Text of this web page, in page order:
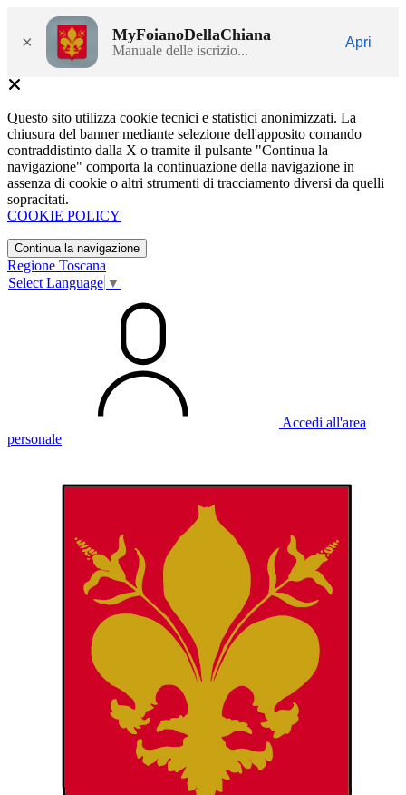
× MyFoianoDellaChiana
Manuale delle iscrizio...
Apri
Questo sito utilizza cookie tecnici e statistici anonimizzati. La
chiusura del banner mediante selezione dell'apposito comando
contraddistinto dalla X o tramite il pulsante "Continua la
navigazione" comporta la continuazione della navigazione in
assenza di cookie o altri strumenti di tracciamento diversi da quelli
sopracitati.
COOKIE POLICY
Continua la navigazione
Regione Toscana
Select Language ▼
Accedi all'area
personale